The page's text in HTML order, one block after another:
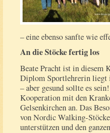
– eine ebenso sanfte wie
An die Stöcke fertig los
Beate Pracht ist in diesem
Diplom Sportlehrerin liegt
– aber gesund sollte es
Kooperation mit den
Gelsenkirchen an. Das
von Nordic Walking-
unterstützen und den